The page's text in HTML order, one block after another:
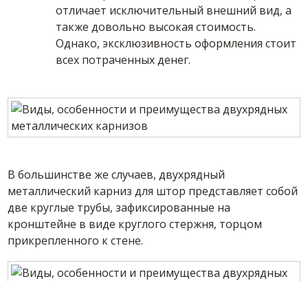
отличает исключительный внешний вид, а
также довольно высокая стоимость.
Однако, эксклюзивность оформления стоит
всех потраченных денег.
В большинстве же случаев, двухрядный
металлический карниз для штор представляет собой
две круглые трубы, зафиксированные на
кронштейне в виде круглого стержня, торцом
прикрепленного к стене.